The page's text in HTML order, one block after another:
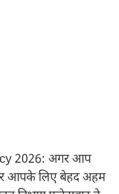
2026: अगर आप
आपके लिए बेहद अहम